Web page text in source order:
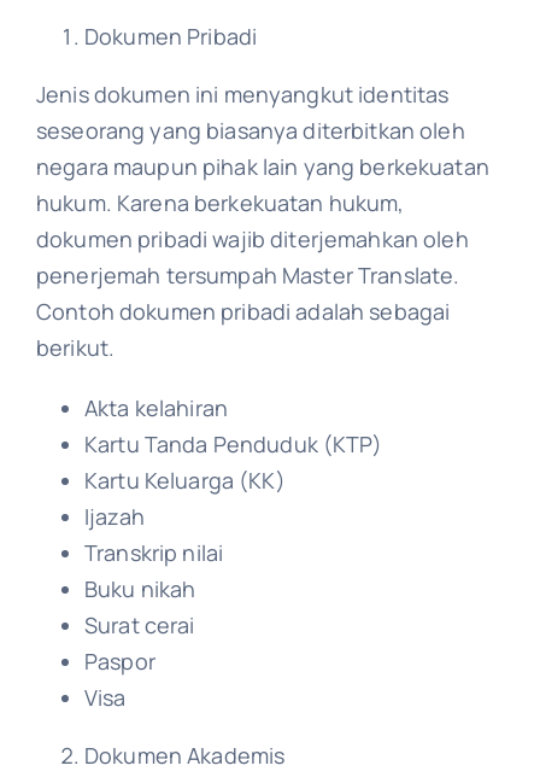
Dokumen Pribadi
Jenis dokumen ini menyangkut identitas
seseorang yang biasanya diterbitkan oleh
negara maupun pihak lain yang berkekuatan
hukum. Karena berkekuatan hukum,
dokumen pribadi wajib diterjemahkan oleh
penerjemah tersumpah Master Translate.
Contoh dokumen pribadi adalah sebagai
berikut.
Akta kelahiran
Kartu Tanda Penduduk (KTP)
Kartu Keluarga (KK)
Ijazah
Transkrip nilai
Buku nikah
Surat cerai
Paspor
Visa
Dokumen Akademis